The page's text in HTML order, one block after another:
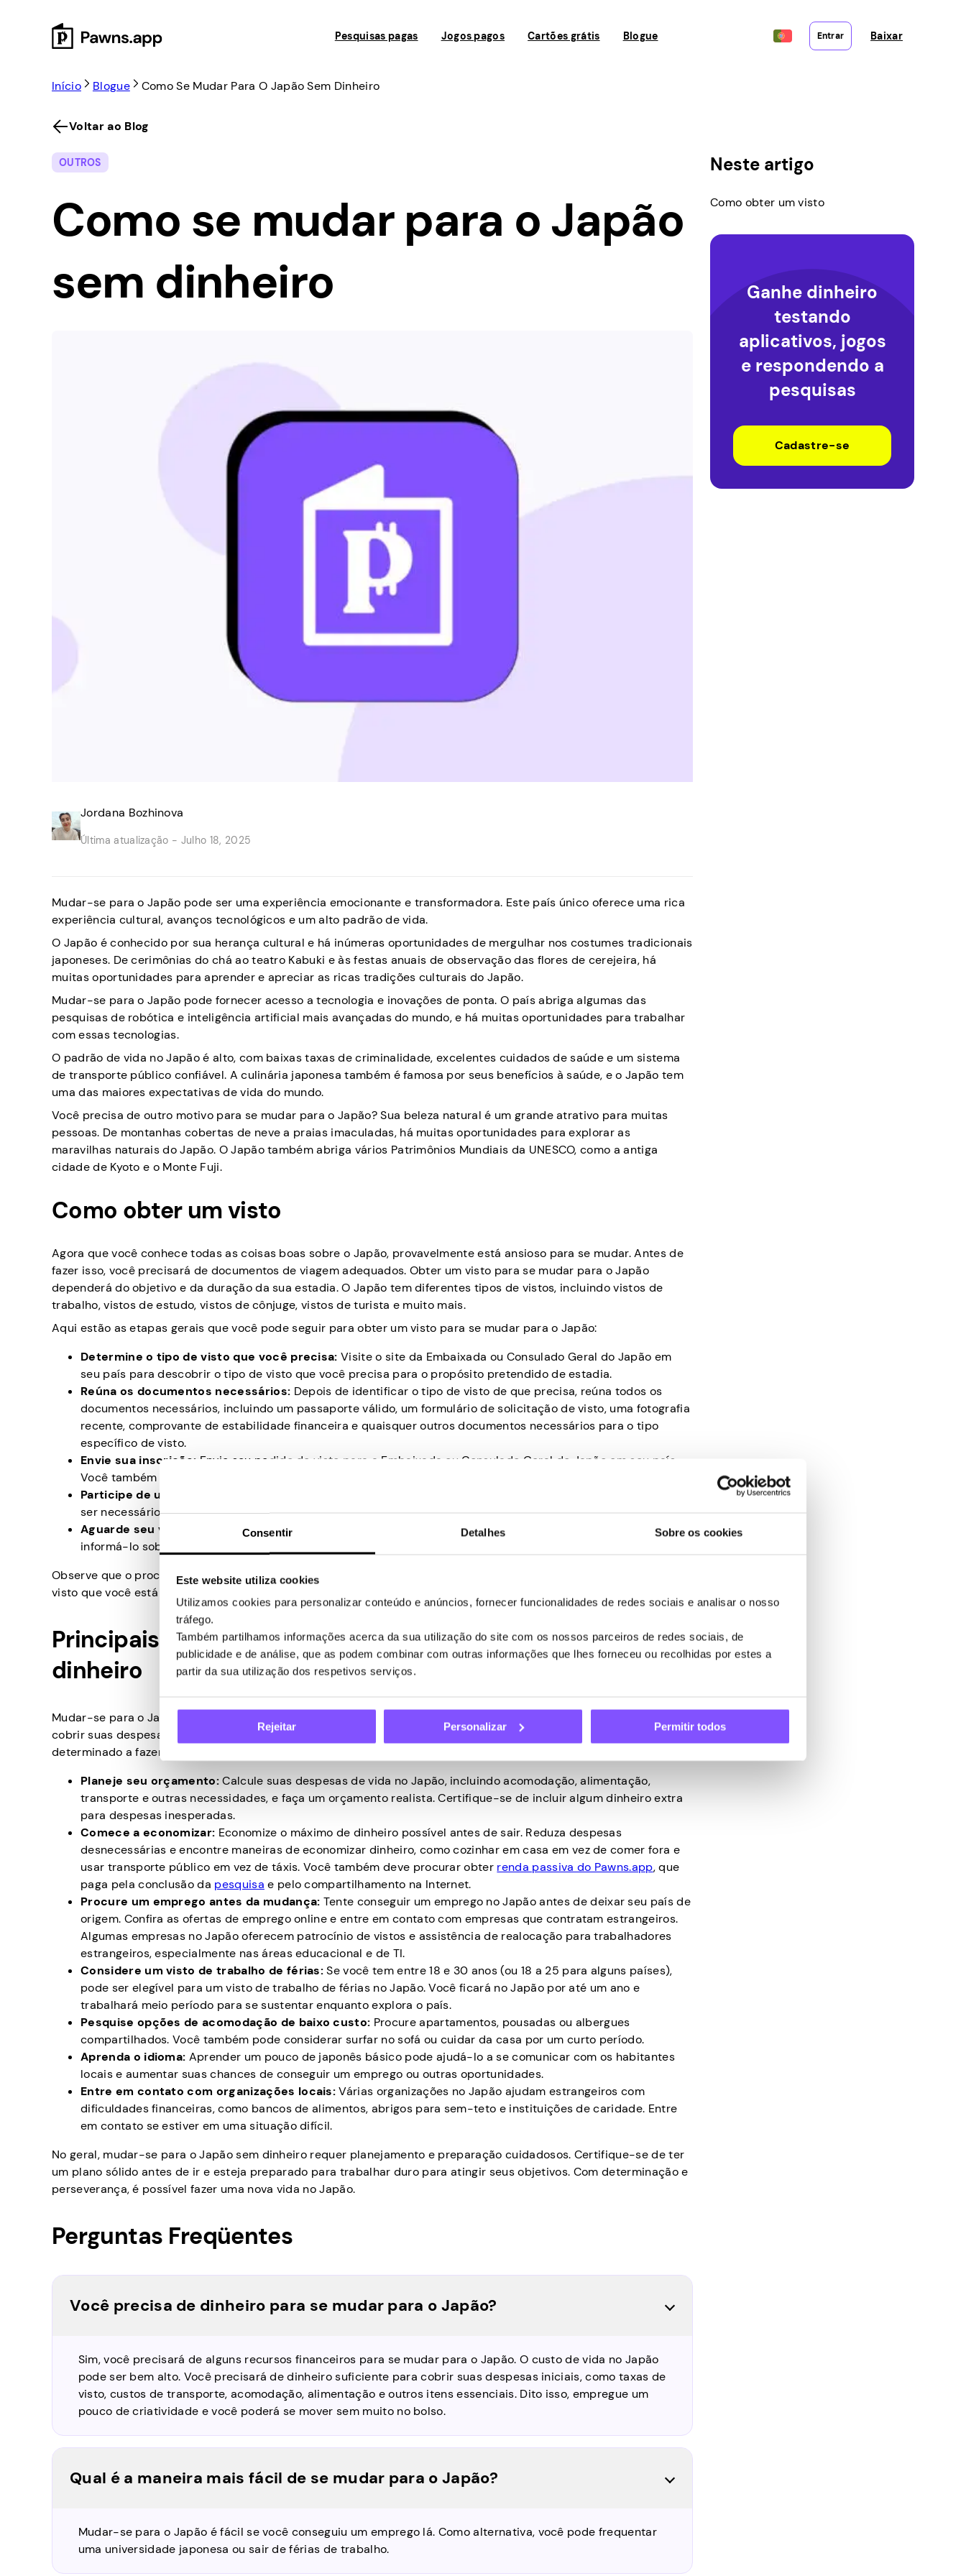
Consentir Detalhes Sobre os cookies
Este website utiliza cookies
Utilizamos cookies para personalizar conteúdo e anúncios, fornecer funcionalidades de redes sociais e analisar o nosso
tráfego.
Também partilhamos informações acerca da sua utilização do site com os nossos parceiros de redes sociais, de
publicidade e de análise, que as podem combinar com outras informações que lhes forneceu ou recolhidas por estes a
partir da sua utilização dos respetivos serviços.
Rejeitar Personalizar Permitir todos
Pesquisas pagas Jogos pagos Cartões grátis Blogue Entrar Baixar
Início Blogue Como Se Mudar Para O Japão Sem Dinheiro
Voltar ao Blog
OUTROS
Como se mudar para o Japão
sem dinheiro
Jordana Bozhinova
Última atualização - Julho 18, 2025
Mudar-se para o Japão pode ser uma experiência emocionante e transformadora. Este país único oferece uma rica
experiência cultural, avanços tecnológicos e um alto padrão de vida.
O Japão é conhecido por sua herança cultural e há inúmeras oportunidades de mergulhar nos costumes tradicionais
japoneses. De cerimônias do chá ao teatro Kabuki e às festas anuais de observação das flores de cerejeira, há
muitas oportunidades para aprender e apreciar as ricas tradições culturais do Japão.
Mudar-se para o Japão pode fornecer acesso a tecnologia e inovações de ponta. O país abriga algumas das
pesquisas de robótica e inteligência artificial mais avançadas do mundo, e há muitas oportunidades para trabalhar
com essas tecnologias.
O padrão de vida no Japão é alto, com baixas taxas de criminalidade, excelentes cuidados de saúde e um sistema
de transporte público confiável. A culinária japonesa também é famosa por seus benefícios à saúde, e o Japão tem
uma das maiores expectativas de vida do mundo.
Você precisa de outro motivo para se mudar para o Japão? Sua beleza natural é um grande atrativo para muitas
pessoas. De montanhas cobertas de neve a praias imaculadas, há muitas oportunidades para explorar as
maravilhas naturais do Japão. O Japão também abriga vários Patrimônios Mundiais da UNESCO, como a antiga
cidade de Kyoto e o Monte Fuji.
Como obter um visto
Agora que você conhece todas as coisas boas sobre o Japão, provavelmente está ansioso para se mudar. Antes de
fazer isso, você precisará de documentos de viagem adequados. Obter um visto para se mudar para o Japão
dependerá do objetivo e da duração da sua estadia. O Japão tem diferentes tipos de vistos, incluindo vistos de
trabalho, vistos de estudo, vistos de cônjuge, vistos de turista e muito mais.
Aqui estão as etapas gerais que você pode seguir para obter um visto para se mudar para o Japão:
Determine o tipo de visto que você precisa:Visite o site da Embaixada ou Consulado Geral do Japão em
seu país para descobrir o tipo de visto que você precisa para o propósito pretendido de estadia.
Reúna os documentos necessários: Depois de identificar o tipo de visto de que precisa, reúna todos os
documentos necessários, incluindo um passaporte válido, um formulário de solicitação de visto, uma fotografia
recente, comprovante de estabilidade financeira e quaisquer outros documentos necessários para o tipo
específico de visto.
Envie sua inscrição: Envie seu pedido de visto para a Embaixada ou Consulado Geral do Japão em seu país.
Você também pode precisar pagar uma taxa de inscrição.
Participe de uma entrevista (se necessário):
ser necessário comparecer a uma entrevista na Embaixada ou Consulado Geral do Japão em seu país.
Aguarde seu visto:
Assim que o processamento do seu pedido de visto for concluído, a parte relevante irá
informá-lo sobre o resultado. Se sua inscrição for bem-sucedida, você receberá um visto para entrar no Japão.
Observe que o processo de obtenção de um visto pode variar dependendo do seu país de residência e do tipo de
visto que você está solicitando. É importante verificar os requisitos e procedimentos específicos para sua situação.
Principais passos: como se mudar para o Japão sem
dinheiro
Mudar-se para o Japão sem dinheiro é uma tarefa difícil, pois você precisará de alguns recursos financeiros para
cobrir suas despesas de vida até encontrar um emprego ou outras fontes de renda. No entanto, se você está
determinado a fazer a mudança, aqui estão algumas etapas que você pode seguir:
Planeje seu orçamento:Calcule suas despesas de vida no Japão, incluindo acomodação, alimentação,
transporte e outras necessidades, e faça um orçamento realista. Certifique-se de incluir algum dinheiro extra
para despesas inesperadas.
Comece a economizar: Economize o máximo de dinheiro possível antes de sair. Reduza despesas
desnecessárias e encontre maneiras de economizar dinheiro, como cozinhar em casa em vez de comer fora e
usar transporte público em vez de táxis. Você também deve procurar obter renda passiva do Pawns.app, que
paga pela conclusão da pesquisa e pelo compartilhamento na Internet.
Procure um emprego antes da mudança: Tente conseguir um emprego no Japão antes de deixar seu país de
origem. Confira as ofertas de emprego online e entre em contato com empresas que contratam estrangeiros.
Algumas empresas no Japão oferecem patrocínio de vistos e assistência de realocação para trabalhadores
estrangeiros, especialmente nas áreas educacional e de TI.
Considere um visto de trabalho de férias:Se você tem entre 18 e 30 anos (ou 18 a 25 para alguns países),
pode ser elegível para um visto de trabalho de férias no Japão. Você ficará no Japão por até um ano e
trabalhará meio período para se sustentar enquanto explora o país.
Pesquise opções de acomodação de baixo custo: Procure apartamentos, pousadas ou albergues
compartilhados. Você também pode considerar surfar no sofá ou cuidar da casa por um curto período.
Aprenda o idioma: Aprender um pouco de japonês básico pode ajudá-lo a se comunicar com os habitantes
locais e aumentar suas chances de conseguir um emprego ou outras oportunidades.
Entre em contato com organizações locais:Várias organizações no Japão ajudam estrangeiros com
dificuldades financeiras, como bancos de alimentos, abrigos para sem-teto e instituições de caridade. Entre
em contato se estiver em uma situação difícil.
No geral, mudar-se para o Japão sem dinheiro requer planejamento e preparação cuidadosos. Certifique-se de ter
um plano sólido antes de ir e esteja preparado para trabalhar duro para atingir seus objetivos. Com determinação e
perseverança, é possível fazer uma nova vida no Japão.
Perguntas Freqüentes
Você precisa de dinheiro para se mudar para o Japão?
Sim, você precisará de alguns recursos financeiros para se mudar para o Japão. O custo de vida no Japão
pode ser bem alto. Você precisará de dinheiro suficiente para cobrir suas despesas iniciais, como taxas de
visto, custos de transporte, acomodação, alimentação e outros itens essenciais. Dito isso, empregue um
pouco de criatividade e você poderá se mover sem muito no bolso.
Qual é a maneira mais fácil de se mudar para o Japão?
Mudar-se para o Japão é fácil se você conseguiu um emprego lá. Como alternativa, você pode frequentar
uma universidade japonesa ou sair de férias de trabalho.
Neste artigo
Como obter um visto
Ganhe dinheiro
testando
aplicativos, jogos
e respondendo a
pesquisas
Cadastre-se